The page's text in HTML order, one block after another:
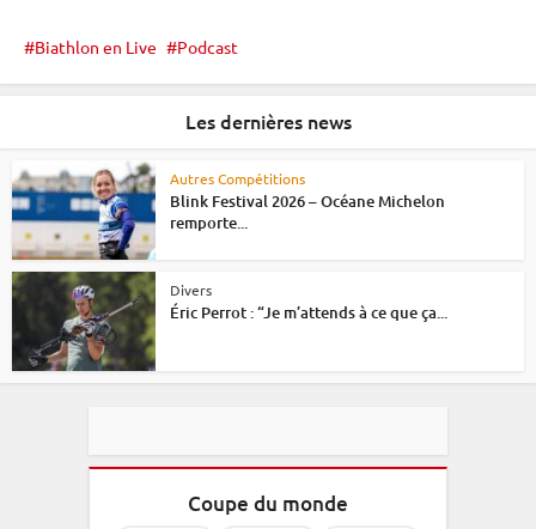
Biathlon en Live Podcast
Les dernières news
Autres Compétitions
Blink Festival 2026 – Océane Michelon
remporte...
Divers
Éric Perrot : “Je m’attends à ce que ça...
Coupe du monde